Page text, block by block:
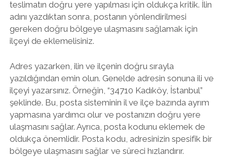
teslimatın doğru yere yapılması için oldukça kritik. İlin
adını yazdıktan sonra, postanın yönlendirilmesi
gereken doğru bölgeye ulaşmasını sağlamak için
ilçeyi de eklemelisiniz.
Adres yazarken, ilin ve ilçenin doğru sırayla
yazıldığından emin olun. Genelde adresin sonuna ili ve
ilçeyi yazarsınız. Örneğin, “34710 Kadıköy, İstanbul”
şeklinde. Bu, posta sisteminin il ve ilçe bazında ayrım
yapmasına yardımcı olur ve postanızın doğru yere
ulaşmasını sağlar. Ayrıca, posta kodunu eklemek de
oldukça önemlidir. Posta kodu, adresinizin spesifik bir
bölgeye ulaşmasını sağlar ve süreci hızlandırır.